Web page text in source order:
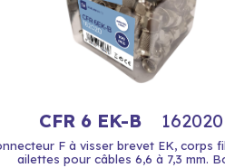
CFR 6 EK-B 162020
F à visser brevet EK, corps
ailettes pour câbles 6,6 à 7,3 mm.